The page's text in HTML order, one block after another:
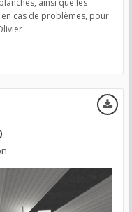
en cas de problèmes, pour